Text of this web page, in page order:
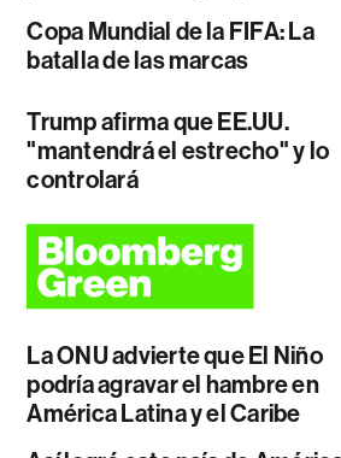
Copa Mundial de la FIFA: La
batalla de las marcas
Trump afirma que EE.UU.
"mantendrá el estrecho" y lo
controlará
La ONU advierte que El Niño
podría agravar el hambre en
América Latina y el Caribe